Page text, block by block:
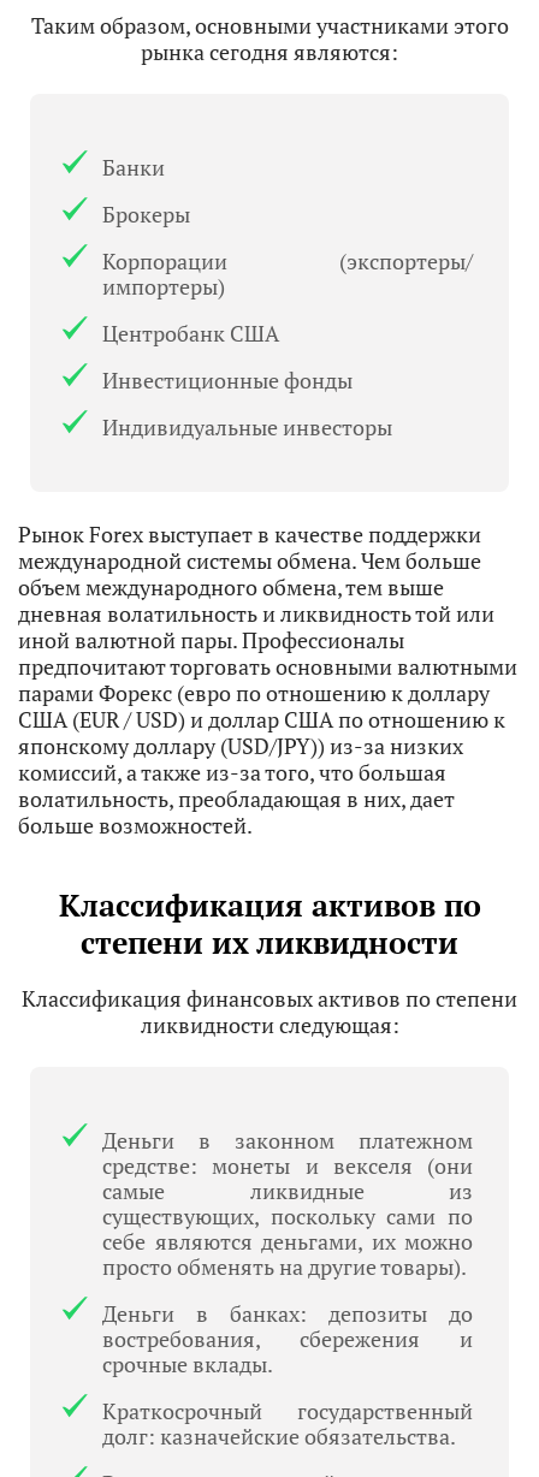
Таким образом, основными участниками этого
рынка сегодня являются:
Банки
Брокеры
Корпорации (экспортеры/
импортеры)
Центробанк США
Инвестиционные фонды
Индивидуальные инвесторы
Рынок Forex выступает в качестве поддержки
международной системы обмена. Чем больше
объем международного обмена, тем выше
дневная волатильность и ликвидность той или
иной валютной пары. Профессионалы
предпочитают торговать основными валютными
парами Форекс (евро по отношению к доллару
США (EUR / USD) и доллар США по отношению к
японскому доллару (USD/JPY)) из-за низких
комиссий, а также из-за того, что большая
волатильность, преобладающая в них, дает
больше возможностей.
Классификация активов по
степени их ликвидности
Классификация финансовых активов по степени
ликвидности следующая:
Деньги в законном платежном
средстве: монеты и векселя (они
самые ликвидные из
существующих, поскольку сами по
себе являются деньгами, их можно
просто обменять на другие товары).
Деньги в банках: депозиты до
востребования, сбережения и
срочные вклады.
Краткосрочный государственный
долг: казначейские обязательства.